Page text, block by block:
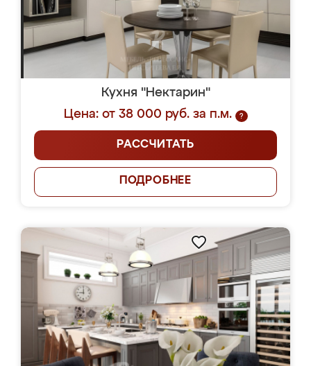
Кухня "Нектарин"
Цена: от 38 000 руб. за п.м.
?
РАССЧИТАТЬ
ПОДРОБНЕЕ